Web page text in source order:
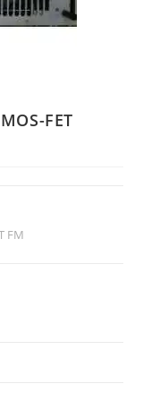
FET
FM